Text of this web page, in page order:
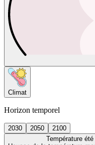
Climat
Horizon temporel
2030 2050
2100
Température été